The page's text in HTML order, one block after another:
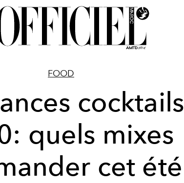
FOOD
cocktails
quels mixes
cet été